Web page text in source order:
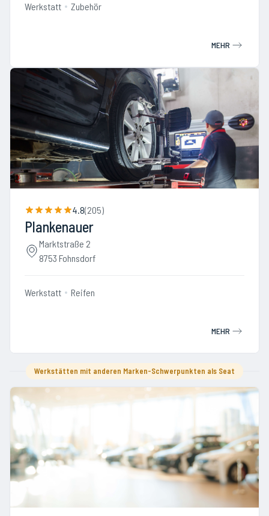
Werkstatt Zubehör
MEHR
4.8(205)
Plankenauer
Marktstraße 2
8753 Fohnsdorf
Werkstatt Reifen
MEHR
Werkstätten mit anderen Marken-Schwerpunkten als Seat